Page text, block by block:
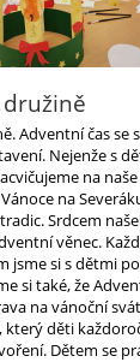
Adventní čas
Nejenže s
na
na
Srdcem
věnec.
jsme si s dětmi
si také, že
na vánoční
děti
Dětem se